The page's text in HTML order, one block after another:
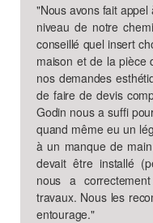
"Nous avons fait
niveau de notre
conseillé quel insert
maison et de la pièce
nos demandes
de faire de devis
Godin nous a suffi
quand même eu un
à un manque de
devait être installé
nous a
travaux. Nous les
entourage."